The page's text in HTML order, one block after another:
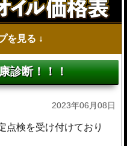
を見る ↓
康診断！！！
2023年06月08日
点検を受け付けており